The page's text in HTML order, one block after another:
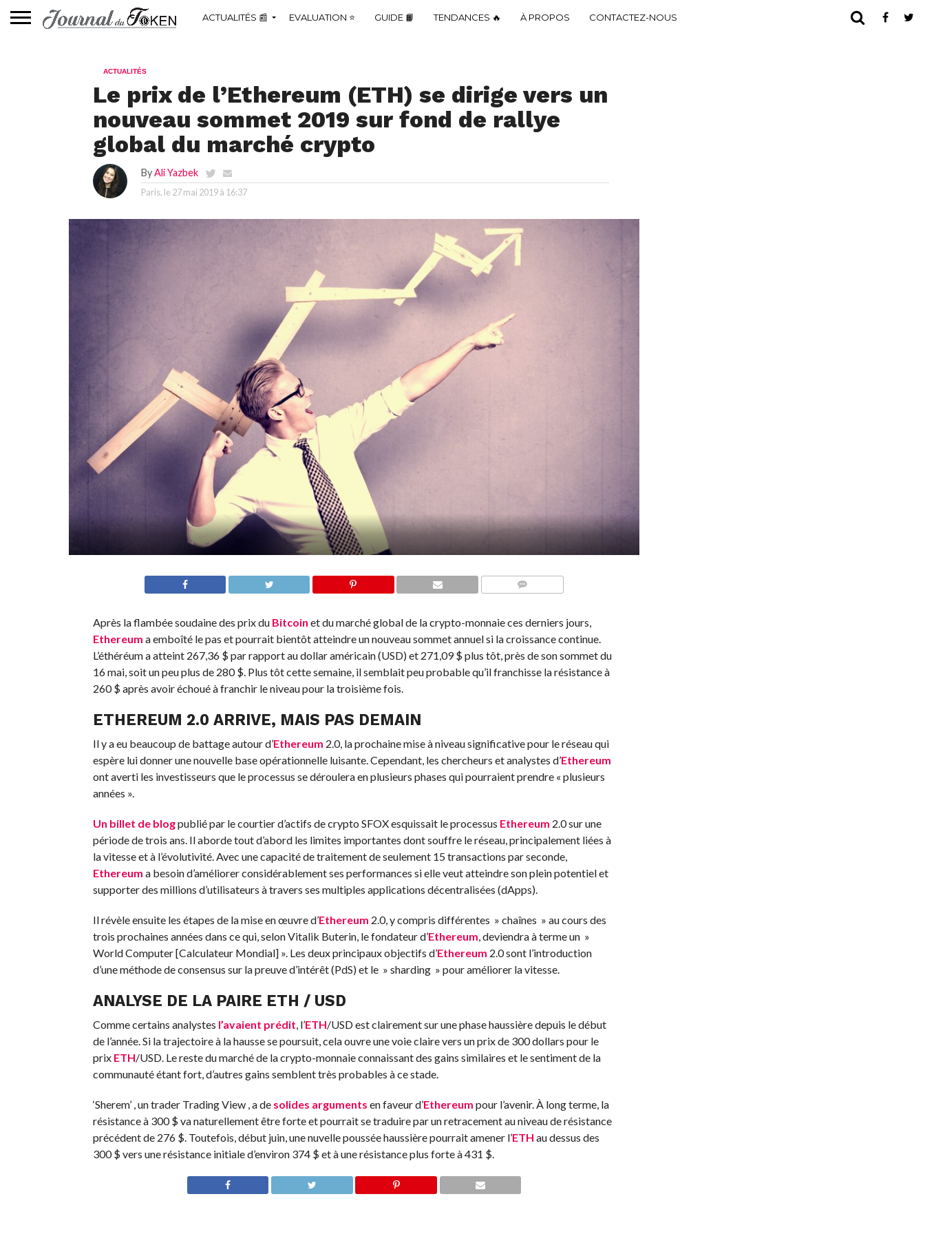
ACTUALITÉS 📰 EVALUATION ⭐ GUIDE 📙 TENDANCES 🔥 À PROPOS CONTACTEZ-NOUS
ACTUALITÉS
Le prix de l’Ethereum (ETH) se dirige vers un
nouveau sommet 2019 sur fond de rallye
global du marché crypto
ByAli Yazbek
Paris, le 27 mai 2019 à 16:37
Après la flambée soudaine des prix du Bitcoin et du marché global de la crypto-monnaie ces derniers jours,
Ethereum a emboîté le pas et pourrait bientôt atteindre un nouveau sommet annuel si la croissance continue.
L’éthéréum a atteint 267,36 $ par rapport au dollar américain (USD) et 271,09 $ plus tôt, près de son sommet du
16 mai, soit un peu plus de 280 $. Plus tôt cette semaine, il semblait peu probable qu’il franchisse la résistance à
260 $ après avoir échoué à franchir le niveau pour la troisième fois.
ETHEREUM 2.0 ARRIVE, MAIS PAS DEMAIN
Il y a eu beaucoup de battage autour d’Ethereum 2.0, la prochaine mise à niveau significative pour le réseau qui
espère lui donner une nouvelle base opérationnelle luisante. Cependant, les chercheurs et analystes d’Ethereum
ont averti les investisseurs que le processus se déroulera en plusieurs phases qui pourraient prendre « plusieurs
années ».
Un billet de blogpublié par le courtier d’actifs de crypto SFOX esquissait le processus Ethereum 2.0 sur une
période de trois ans. Il aborde tout d’abord les limites importantes dont souffre le réseau, principalement liées à
la vitesse et à l’évolutivité. Avec une capacité de traitement de seulement 15 transactions par seconde,
Ethereum a besoin d’améliorer considérablement ses performances si elle veut atteindre son plein potentiel et
supporter des millions d’utilisateurs à travers ses multiples applications décentralisées (dApps).
Il révèle ensuite les étapes de la mise en œuvre d’Ethereum 2.0, y compris différentes » chaînes » au cours des
trois prochaines années dans ce qui, selon Vitalik Buterin, le fondateur d’Ethereum , deviendra à terme un »
World Computer [Calculateur Mondial] ». Les deux principaux objectifs d’Ethereum 2.0 sont l’introduction
d’une méthode de consensus sur la preuve d’intérêt (PdS) et le » sharding » pour améliorer la vitesse.
ANALYSE DE LA PAIRE ETH / USD
Comme certains analystes l’avaient prédit , l’ETH/USD est clairement sur une phase haussière depuis le début
de l’année. Si la trajectoire à la hausse se poursuit, cela ouvre une voie claire vers un prix de 300 dollars pour le
prix ETH/USD. Le reste du marché de la crypto-monnaie connaissant des gains similaires et le sentiment de la
communauté étant fort, d’autres gains semblent très probables à ce stade.
‘Sherem’ , un trader Trading View , a de solides arguments en faveur d’Ethereum pour l’avenir. À long terme, la
résistance à 300 $ va naturellement être forte et pourrait se traduire par un retracement au niveau de résistance
précédent de 276 $. Toutefois, début juin, une nuvelle poussée haussière pourrait amener l’ETH au dessus des
300 $ vers une résistance initiale d’environ 374 $ et à une résistance plus forte à 431 $.